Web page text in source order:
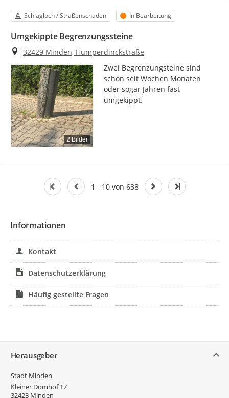
Kategorie
Schlagloch / Straßenschaden Status
In Bearbeitung
Umgekippte Begrenzungssteine
Ort
32429 Minden, Humperdinckstraße
2 Bilder
Zwei Begrenzungsteine sind
schon seit Wochen Monaten
oder sogar Jahren fast
umgekippt.
1 - 10 von 638
Informationen
Kontakt
Datenschutzerklärung
Häufig gestellte Fragen
Herausgeber
Stadt Minden
Kleiner Domhof 17
32423 Minden